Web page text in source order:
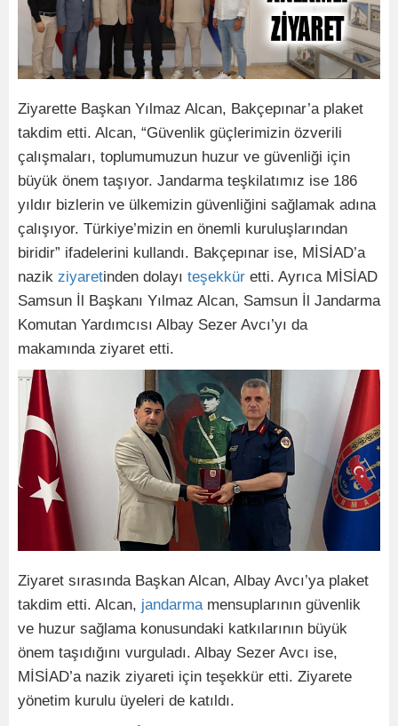
Ziyarette Başkan Yılmaz Alcan, Bakçepınar’a plaket
takdim etti. Alcan, “Güvenlik güçlerimizin özverili
çalışmaları, toplumumuzun huzur ve güvenliği için
büyük önem taşıyor. Jandarma teşkilatımız ise 186
yıldır bizlerin ve ülkemizin güvenliğini sağlamak adına
çalışıyor. Türkiye’mizin en önemli kuruluşlarından
biridir” ifadelerini kullandı. Bakçepınar ise, MİSİAD’a
nazik ziyaretinden dolayı teşekkür etti. Ayrıca MİSİAD
Samsun İl Başkanı Yılmaz Alcan, Samsun İl Jandarma
Komutan Yardımcısı Albay Sezer Avcı’yı da
makamında ziyaret etti.
Ziyaret sırasında Başkan Alcan, Albay Avcı’ya plaket
takdim etti. Alcan, jandarmamensuplarının güvenlik
ve huzur sağlama konusundaki katkılarının büyük
önem taşıdığını vurguladı. Albay Sezer Avcı ise,
MİSİAD’a nazik ziyareti için teşekkür etti. Ziyarete
yönetim kurulu üyeleri de katıldı.